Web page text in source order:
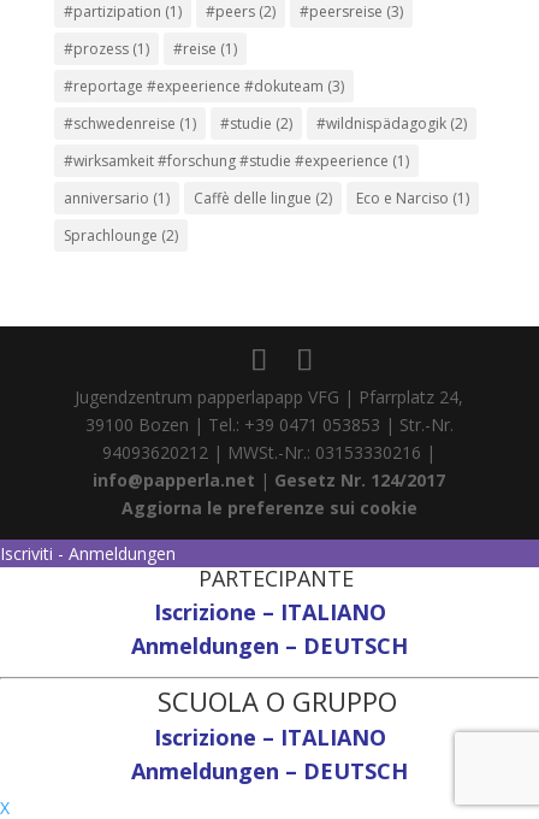
#partizipation (1) #peers(2) #peersreise (3)
#prozess(1) #reise (1)
#reportage #expeerience #dokuteam (3)
#schwedenreise (1) #studie (2) #wildnispädagogik(2)
#wirksamkeit #forschung #studie #expeerience (1)
anniversario (1) Caffè delle lingue (2) Eco e Narciso (1)
Sprachlounge (2)
Jugendzentrum papperlapapp VFG | Pfarrplatz 24,
39100 Bozen | Tel.: +39 0471 053853 | Str.-Nr.
94093620212 | MWSt.-Nr.: 03153330216 |
info@papperla.net | Gesetz Nr. 124/2017
Aggiorna le preferenze sui cookie
Iscriviti - Anmeldungen
PARTECIPANTE
Iscrizione – ITALIANO
Anmeldungen – DEUTSCH
SCUOLA O GRUPPO
Iscrizione – ITALIANO
Anmeldungen – DEUTSCH
X